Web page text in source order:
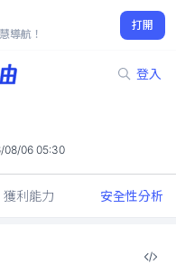
導航！
打開
登入
08/06 05:30
獲利能力 安全性分析